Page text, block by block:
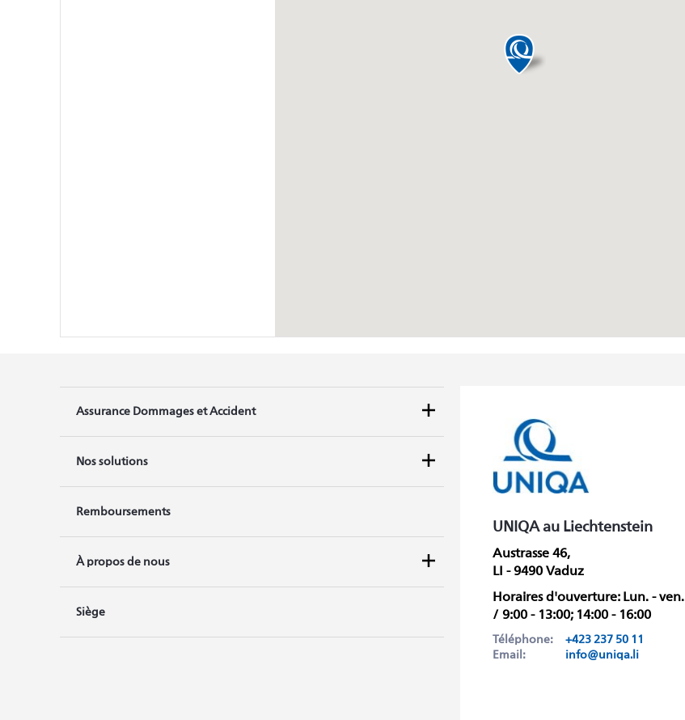
Assurance Dommages et Accident
Nos solutions
Remboursements
À propos de nous
Siège
UNIQA au Liechtenstein
Austrasse 46,
LI - 9490 Vaduz
Horaires d'ouverture: Lun. - ven.
/ 9:00 - 13:00; 14:00 - 16:00
Téléphone:
+423 237 50 11
Email:
info@uniqa.li